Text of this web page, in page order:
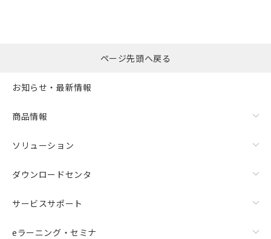
ページ先頭へ戻る
お知らせ・最新情報
商品情報
ソリューション
ダウンロードセンタ
サービスサポート
eラーニング・セミナ